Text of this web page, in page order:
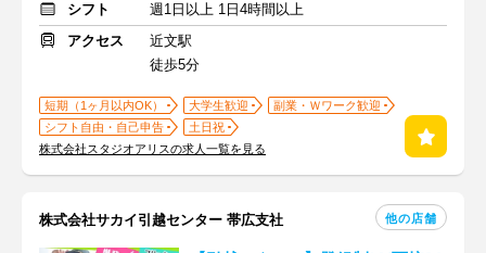
シフト
週1日以上 1日4時間以上
アクセス
近文駅
徒歩5分
短期（1ヶ月以内OK） 大学生歓迎
副業・Ｗワーク歓迎
シフト自由・自己申告
土日祝
株式会社スタジオアリスの求人一覧を見る
株式会社サカイ引越センター 帯広支社 他の店舗